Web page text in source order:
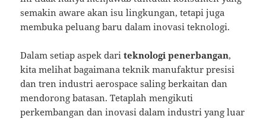
semakin aware akan isu lingkungan, tetapi juga
membuka peluang baru dalam inovasi teknologi.
Dalam setiap aspek dariteknologi penerbangan,
kita melihat bagaimana teknik manufaktur presisi
dan tren industri aerospace saling berkaitan dan
mendorong batasan. Tetaplah mengikuti
perkembangan dan inovasi dalam industri yang luar